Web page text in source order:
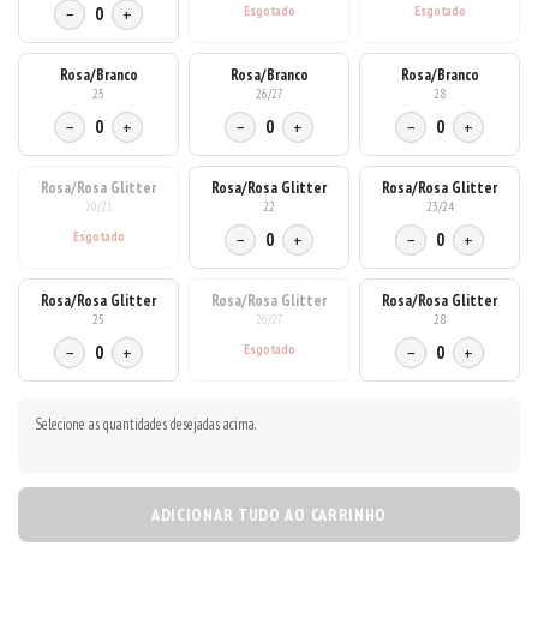
− 0 +
Rosa/Branco
25
− 0 +
Rosa/Branco
26/27
− 0 +
Rosa/Branco
28
− 0 +
Rosa/Rosa Glitter
20/21
Rosa/Rosa Glitter
22
− 0 +
Rosa/Rosa Glitter
23/24
− 0 +
Rosa/Rosa Glitter
25
− 0 +
Rosa/Rosa Glitter
26/27
Rosa/Rosa Glitter
28
− 0 +
Selecione as quantidades desejadas acima.
ADICIONAR TUDO AO CARRINHO